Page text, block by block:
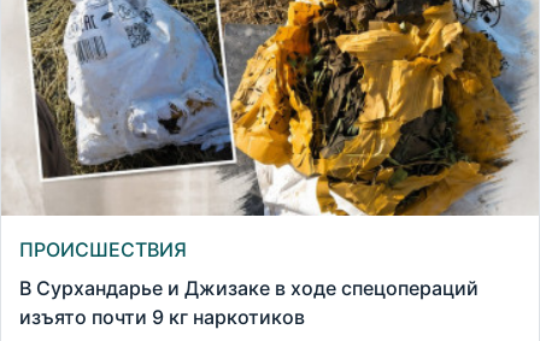
ПРОИСШЕСТВИЯ
В Сурхандарье и Джизаке в ходе спецопераций
изъято почти 9 кг наркотиков